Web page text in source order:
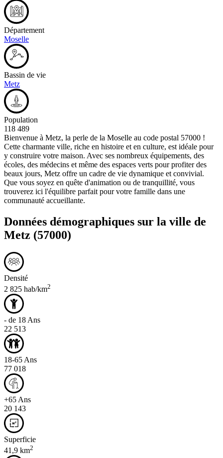
Département
Moselle
Bassin de vie
Metz
Population
118 489
Bienvenue à Metz, la perle de la Moselle au code postal 57000 !
Cette charmante ville, riche en histoire et en culture, est idéale pour
y construire votre maison. Avec ses nombreux équipements, des
écoles, des médecins et même des espaces verts pour profiter des
beaux jours, Metz offre un cadre de vie dynamique et convivial.
Que vous soyez en quête d'animation ou de tranquillité, vous
trouverez ici l'équilibre parfait pour votre famille dans une
communauté accueillante.
Données démographiques sur la ville de
Metz (57000)
Densité
2 825 hab/km2
- de 18 Ans
22 513
18-65 Ans
77 018
+65 Ans
20 143
Superficie
41,9 km2